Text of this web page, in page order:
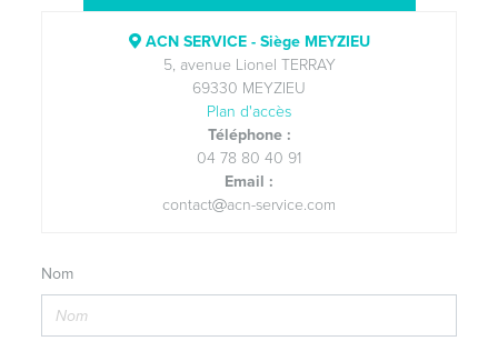
Nom
ACN SERVICE - Siège MEYZIEU
5, avenue Lionel TERRAY
69330 MEYZIEU
Plan d'accès
Téléphone :
04 78 80 40 91
Email :
contact
acn-service.com